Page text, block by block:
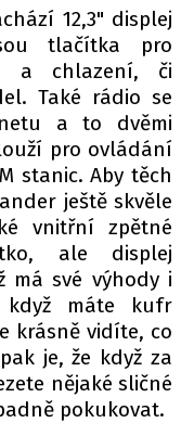
12,3" displej
tlačítka pro
a chlazení, či
Také rádio se
a to dvěmi
pro ovládání
stanic. Aby těch
ještě skvěle
vnitřní zpětné
ale displej
má své výhody i
když máte kufr
krásně vidíte, co
je, že když za
nějaké sličné
pokukovat.